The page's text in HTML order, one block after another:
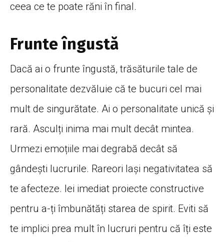
ceea ce te poate răni în final.
Frunte îngustă
Dacă ai o frunte îngustă, trăsăturile tale de
personalitate dezvăluie că te bucuri cel mai
mult de singurătate. Ai o personalitate unică și
rară. Asculți inima mai mult decât mintea.
Urmezi emoțiile mai degrabă decât să
gândești lucrurile. Rareori lași negativitatea să
te afecteze. Iei imediat proiecte constructive
pentru a-ți îmbunătăți starea de spirit. Eviti să
te implici prea mult în lucruri pentru că îți este